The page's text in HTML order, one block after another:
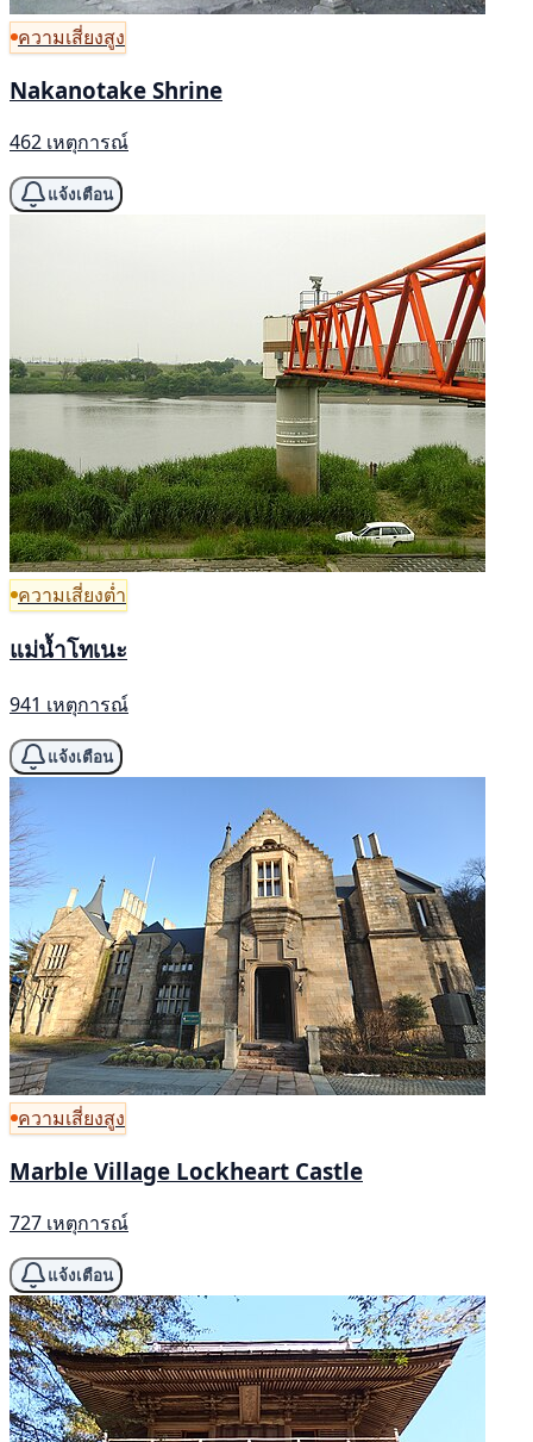
ความเสี่ยงสูง
Nakanotake Shrine
462 เหตุการณ์
แจ้งเตือน
ความเสี่ยงต่ำ
แม่น้ำโทเนะ
941 เหตุการณ์
แจ้งเตือน
ความเสี่ยงสูง
Marble Village Lockheart Castle
727 เหตุการณ์
แจ้งเตือน